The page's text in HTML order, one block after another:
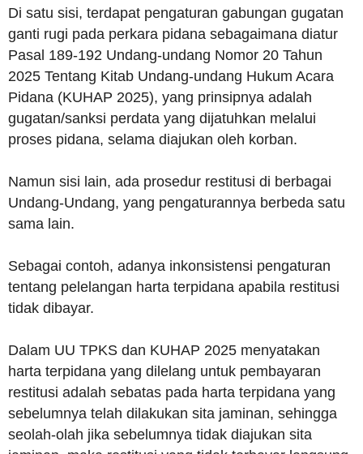
Di satu sisi, terdapat pengaturan gabungan gugatan
ganti rugi pada perkara pidana sebagaimana diatur
Pasal 189-192 Undang-undang Nomor 20 Tahun
2025 Tentang Kitab Undang-undang Hukum Acara
Pidana (KUHAP 2025), yang prinsipnya adalah
gugatan/sanksi perdata yang dijatuhkan melalui
proses pidana, selama diajukan oleh korban.
Namun sisi lain, ada prosedur restitusi di berbagai
Undang-Undang, yang pengaturannya berbeda satu
sama lain.
Sebagai contoh, adanya inkonsistensi pengaturan
tentang pelelangan harta terpidana apabila restitusi
tidak dibayar.
Dalam UU TPKS dan KUHAP 2025 menyatakan
harta terpidana yang dilelang untuk pembayaran
restitusi adalah sebatas pada harta terpidana yang
sebelumnya telah dilakukan sita jaminan, sehingga
seolah-olah jika sebelumnya tidak diajukan sita